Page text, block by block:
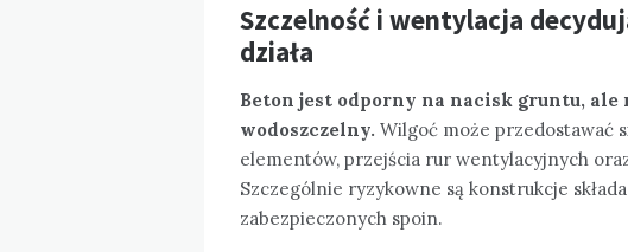
Szczelność i wentylacja
działa
Beton jest odporny na nacisk gruntu,
wodoszczelny. Wilgoć może przedostawać
elementów, przejścia rur wentylacyjnych
Szczególnie ryzykowne są konstrukcje
zabezpieczonych spoin.